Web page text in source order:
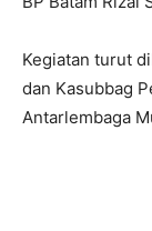
Kegiatan turut
dan Kasubbag
Antarlembaga